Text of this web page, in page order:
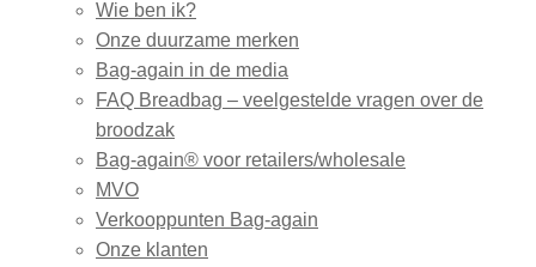
Wie ben ik?
Onze duurzame merken
Bag-again in de media
FAQ Breadbag – veelgestelde vragen over de
broodzak
Bag-again® voor retailers/wholesale
MVO
Verkooppunten Bag-again
Onze klanten